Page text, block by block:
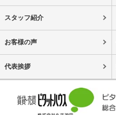
スタッフ紹介
お客様の声
代表挨拶